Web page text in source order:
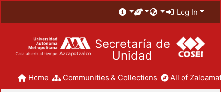
Log In
Secretaría de
Unidad
Home Communities & Collections All of